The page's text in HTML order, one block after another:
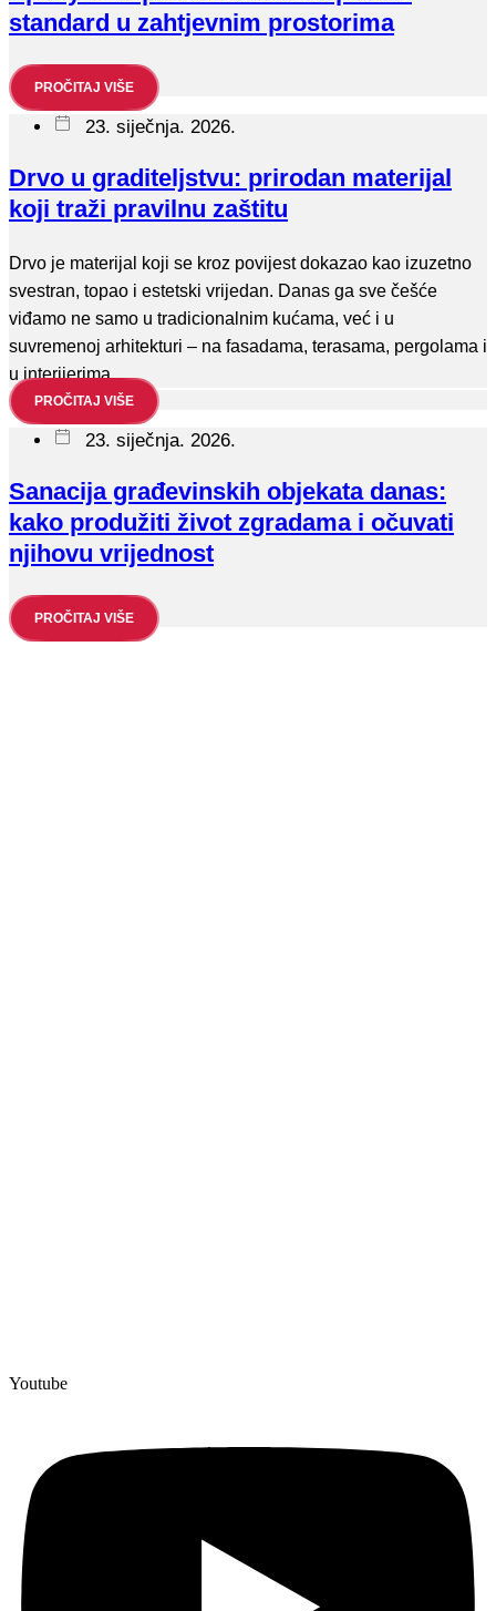
standard u zahtjevnim prostorima
PROČITAJ VIŠE
23. siječnja. 2026.
Drvo u graditeljstvu: prirodan materijal
koji traži pravilnu zaštitu
Drvo je materijal koji se kroz povijest dokazao kao izuzetno
svestran, topao i estetski vrijedan. Danas ga sve češće
viđamo ne samo u tradicionalnim kućama, već i u
suvremenoj arhitekturi – na fasadama, terasama, pergolama i
u interijerima.
PROČITAJ VIŠE
23. siječnja. 2026.
Sanacija građevinskih objekata danas:
kako produžiti život zgradama i očuvati
njihovu vrijednost
PROČITAJ VIŠE
Youtube